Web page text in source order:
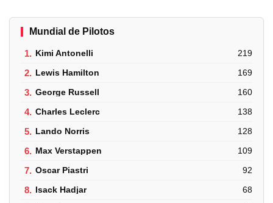
Mundial de Pilotos
1. Kimi Antonelli 219
2. Lewis Hamilton 169
3. George Russell 160
4. Charles Leclerc 138
5. Lando Norris 128
6. Max Verstappen 109
7. Oscar Piastri 92
8. Isack Hadjar 68